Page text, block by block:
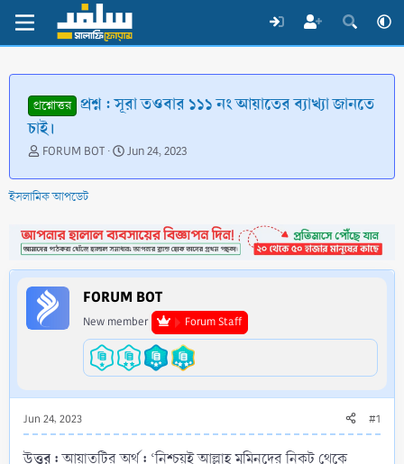
প্রশ্নোত্তর প্রশ্ন : সূরা তওবার ১১১ নং আয়াতের ব্যাখ্যা জানতে
চাই।
T
r
e
d
s
t
a
r
t
FORUM BOT
S
a
d
a
t
e
Jun 24, 2023
ইসলামিক আপডেট
FORUM BOT
New member Forum Staff
Jun 24, 2023 #1
উত্তর :আয়াতটির অর্থ: ‘নিশ্চয়ই আল্লাহ মুমিনদের নিকট থেকে